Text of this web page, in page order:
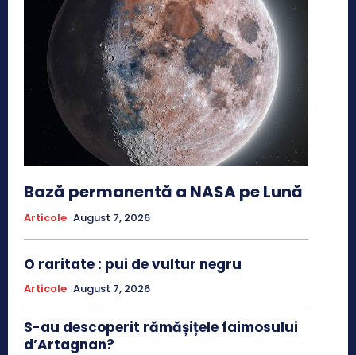
Bază permanentă a NASA pe Lună
Articole August 7, 2026
O raritate : pui de vultur negru
Articole August 7, 2026
S-au descoperit rămășițele faimosului
d’Artagnan?